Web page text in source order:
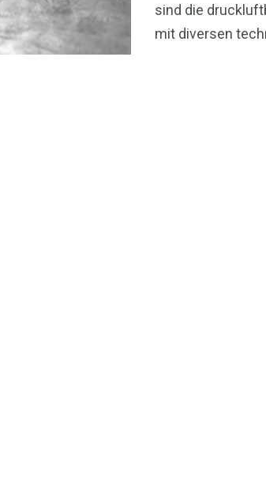
sind die
mit diversen